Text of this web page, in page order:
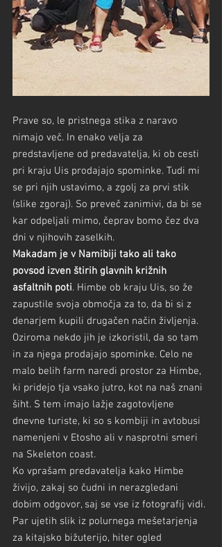
Prave so, le pristnega stika z naravo
nimajo več. In enako velja za
predstavljene od predavatelja, ki ob cesti
pri kraju Uis prodajajo spominke. Tudi mi
se pri njih ustavimo, a zgolj za prvi stik
(slike zgoraj). So preveč zanimivi, da bi se
kar odpeljali mimo, čeprav bomo čez dva
dni v njihovih zaselkih.
Makadam je v Namibiji tako ali tako
povsod izven štirih glavnih križnih
asfaltnih poti. Himbe ob kraju Uis, so že
zapustile svoja območja za to, da bi si z
denarjem kupili drugačen način življenja.
Oziroma nekdo jih je izkoristil, da so tam
in za njega prodajajo spominke. Celo ne
malo belih farm naredi prostor za Himbe,
ki pridejo tja vsako jutro, kot na naš znani
šiht. S tem imajo lažje zagotovljene
dnevne turiste, ki so s kombiji in avtobusi
namenjeni v Etosho ali v nasprotni smeri
na Skeleton coast.
Ko vprašam predavatelja kako Himbe
živijo, zakaj so čudni in nerazgledani
dobim odgovor, saj se vse iz fotografij vidi.
Par ujetih slik iz polurnega mešetarjenja
za kitajsko bižuterijo, hiter ogled